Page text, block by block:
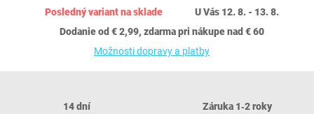
Posledný variant na sklade
U Vás 12. 8. - 13. 8.
Dodanie od € 2,99, zdarma pri nákupe nad € 60
Možnosti dopravy a platby
14 dní
Záruka 1‐2 roky